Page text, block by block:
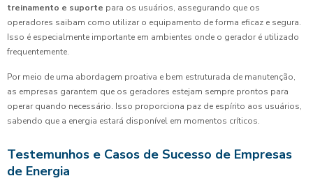
treinamento e suporte para os usuários, assegurando que os
operadores saibam como utilizar o equipamento de forma eficaz e segura.
Isso é especialmente importante em ambientes onde o gerador é utilizado
frequentemente.
Por meio de uma abordagem proativa e bem estruturada de manutenção,
as empresas garantem que os geradores estejam sempre prontos para
operar quando necessário. Isso proporciona paz de espírito aos usuários,
sabendo que a energia estará disponível em momentos críticos.
Testemunhos e Casos de Sucesso de Empresas
de Energia